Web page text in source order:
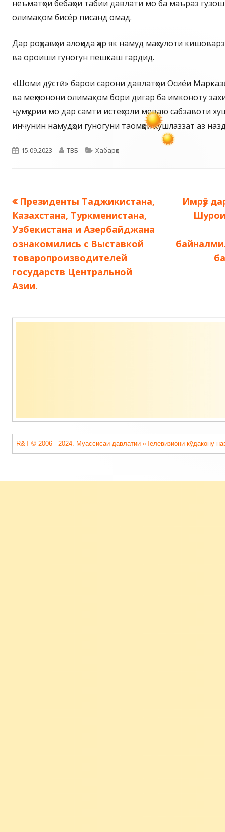
неъматҳои бебаҳои табии давлати мо ба маъраз
олимақом бисёр писанд омад.
Дар роҳравҳои алоҳида ҳар як намуд маҳсулоти
ва ороиши гуногун пешкаш гардид.
«Шоми дӯстӣ» барои сарони давлатҳои Осиёи
ва меҳмонони олимақом бори дигар ба имконоту
ҷумҳурии мо дар самти истеҳсоли меваю сабзавоти
инчунин намудҳои гуногуни таомҳои хушлаззат аз
Опубликовано
15.09.2023 Автор
ТВБ Рубрики
Хабарҳо
Навигация
по
записям
Предыдущая
запись:
Президенты Таджикистана,
Казахстана, Туркменистана,
Узбекистана и Азербайджана
ознакомились с Выставкой
товаропроизводителей
государств Центральной
Азии.
запись:
Имрӯз
Содержимое
R&T © 2006 - 2024. Муассисаи давлатии «Телевизиони кӯдакону